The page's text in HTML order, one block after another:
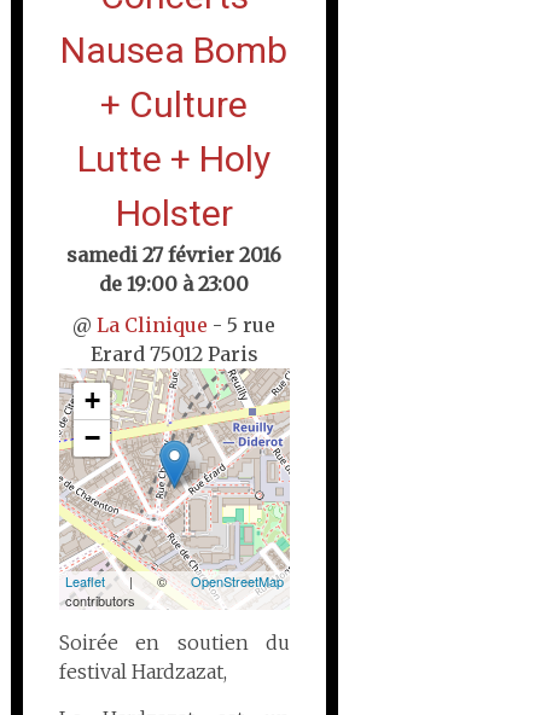
Nausea Bomb
+ Culture
Lutte + Holy
Holster
samedi 27 février 2016
de 19:00 à 23:00
@La Clinique - 5 rue
Erard 75012 Paris
+
−
Leaflet| © OpenStreetMap
contributors
Soirée en soutien du
festival Hardzazat,